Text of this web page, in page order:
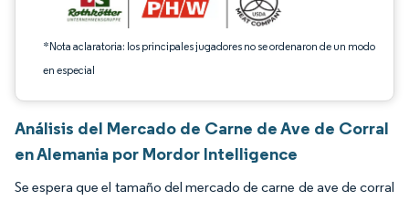
*Nota aclaratoria: los principales jugadores no se ordenaron de un modo
en especial
Análisis del Mercado de Carne de Ave de Corral
en Alemania por Mordor Intelligence
Se espera que el tamaño del mercado de carne de ave de corral